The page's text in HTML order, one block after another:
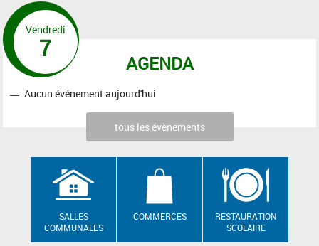
AGENDA
Vendredi
7
Aucun événement aujourd'hui
tous les évènements
SALLES
COMMUNALES
COMMERCES
RESTAURATION
SCOLAIRE